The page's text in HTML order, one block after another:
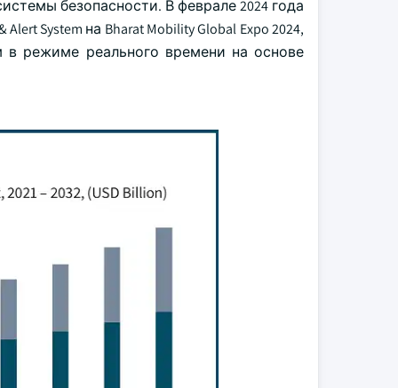
безопасности. В феврале 2024 года
System на Bharat Mobility Global Expo 2024,
в режиме реального времени на основе